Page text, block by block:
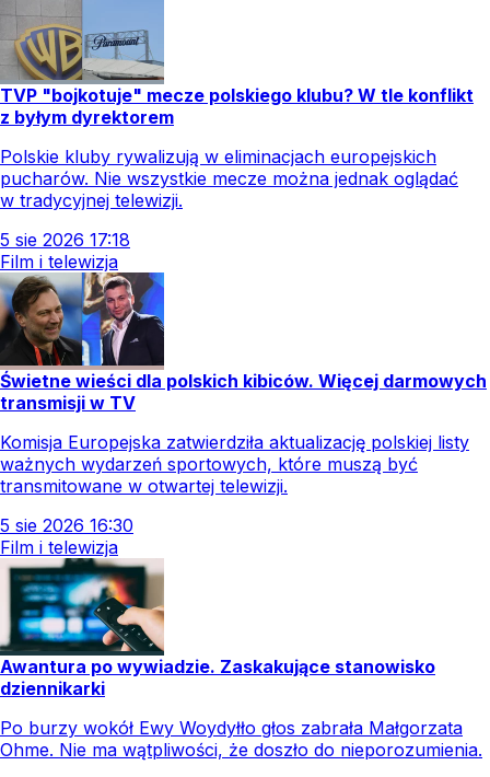
TVP "bojkotuje" mecze polskiego klubu? W tle konflikt
z byłym dyrektorem
Polskie kluby rywalizują w eliminacjach europejskich
pucharów. Nie wszystkie mecze można jednak oglądać
w tradycyjnej telewizji.
5 sie 2026 17:18
Film i telewizja
Świetne wieści dla polskich kibiców. Więcej darmowych
transmisji w TV
Komisja Europejska zatwierdziła aktualizację polskiej listy
ważnych wydarzeń sportowych, które muszą być
transmitowane w otwartej telewizji.
5 sie 2026 16:30
Film i telewizja
Awantura po wywiadzie. Zaskakujące stanowisko
dziennikarki
Po burzy wokół Ewy Woydyłło głos zabrała Małgorzata
Ohme. Nie ma wątpliwości, że doszło do nieporozumienia.